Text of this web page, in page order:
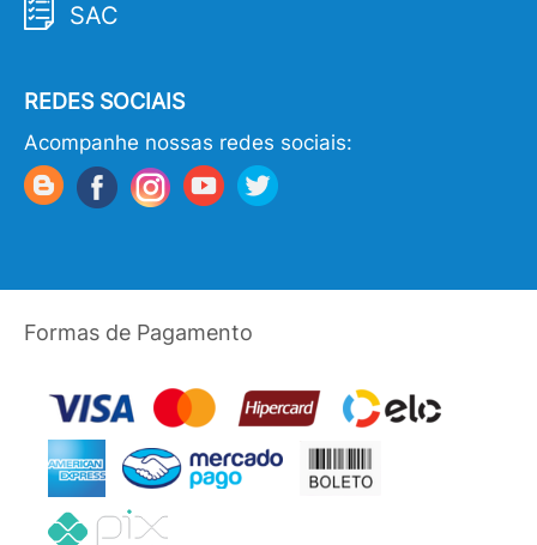
SAC
REDES SOCIAIS
Acompanhe nossas redes sociais:
Formas de Pagamento